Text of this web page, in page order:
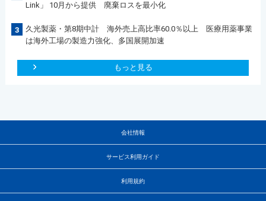
Link」 10月から提供 廃棄ロスを最小化
3
久光製薬・第8期中計 海外売上高比率60.0％以上 医療用薬事業
は海外工場の製造力強化、多国展開加速
もっと見る
会社情報
サービス利用ガイド
利用規約